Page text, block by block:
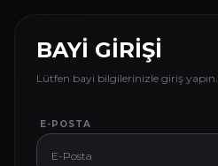
BAYİ GİRİŞİ
Lütfen bayi bilgilerinizle giriş yapın.
E-POSTA